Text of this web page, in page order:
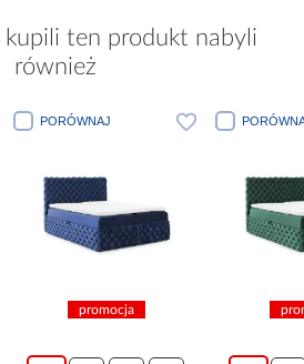
kupili ten produkt nabyli
również
PORÓWNAJ
promocja